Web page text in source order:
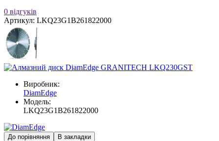
0 відгуків
Артикул: LKQ23G1B261822000
Виробник:
DiamEdge
Модель:
LKQ23G1B261822000
До порівняння В закладки